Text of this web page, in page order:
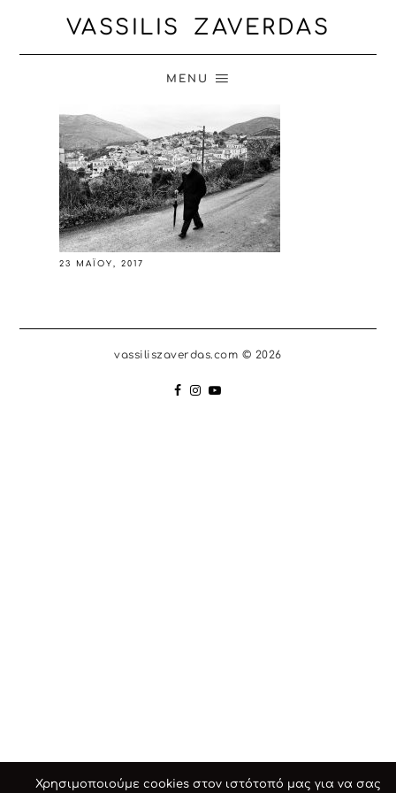
VASSILIS ZAVERDAS
MENU
23 ΜΑΪ́ΟΥ, 2017
vassiliszaverdas.com © 2026
Χρησιμοποιούμε cookies στον ιστότοπό μας για να σας